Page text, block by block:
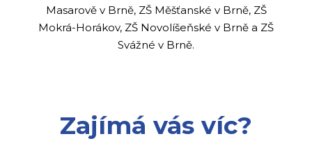
Masarově v Brně, ZŠ Měšťanské v Brně, ZŠ
Mokrá-Horákov, ZŠ Novolíšeňské v Brně a ZŠ
Svážné v Brně.
Zajímá vás víc?